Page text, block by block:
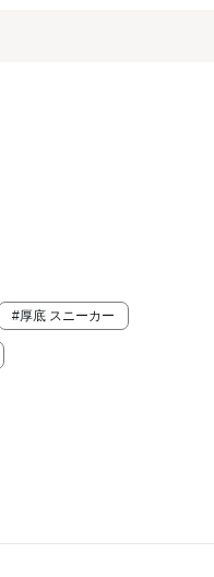
#厚底 スニーカー